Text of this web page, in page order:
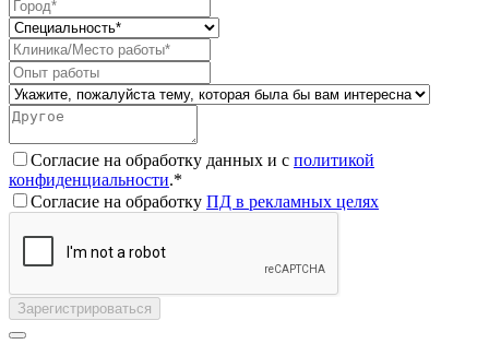
Согласие на обработку данных и с политикой
конфиденциальности.*
Согласие на обработку ПД в рекламных целях
Зарегистрироваться